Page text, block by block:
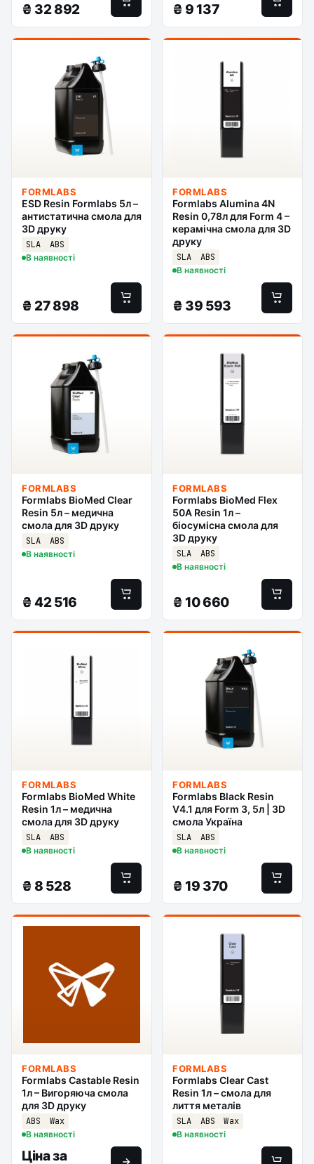
₴ 32 892 ₴ 9 137
FORMLABS
ESD Resin Formlabs 5л –
антистатична смола для
3D друку
SLA ABS
В наявності
₴ 27 898
FORMLABS
Formlabs Alumina 4N
Resin 0,78л для Form 4 –
керамічна смола для 3D
друку
SLA ABS
В наявності
₴ 39 593
FORMLABS
Formlabs BioMed Clear
Resin 5л – медична
смола для 3D друку
SLA ABS
В наявності
₴ 42 516
FORMLABS
Formlabs BioMed Flex
50A Resin 1л –
біосумісна смола для
3D друку
SLA ABS
В наявності
₴ 10 660
FORMLABS
Formlabs BioMed White
Resin 1л – медична
смола для 3D друку
SLA ABS
В наявності
₴ 8 528
FORMLABS
Formlabs Black Resin
V4.1 для Form 3, 5л | 3D
смола Україна
SLA ABS
В наявності
₴ 19 370
FORMLABS
Formlabs Castable Resin
1л – Вигоряюча смола
для 3D друку
ABS Wax
В наявності
Ціна за
FORMLABS
Formlabs Clear Cast
Resin 1л – смола для
лиття металів
SLA ABS Wax
В наявності